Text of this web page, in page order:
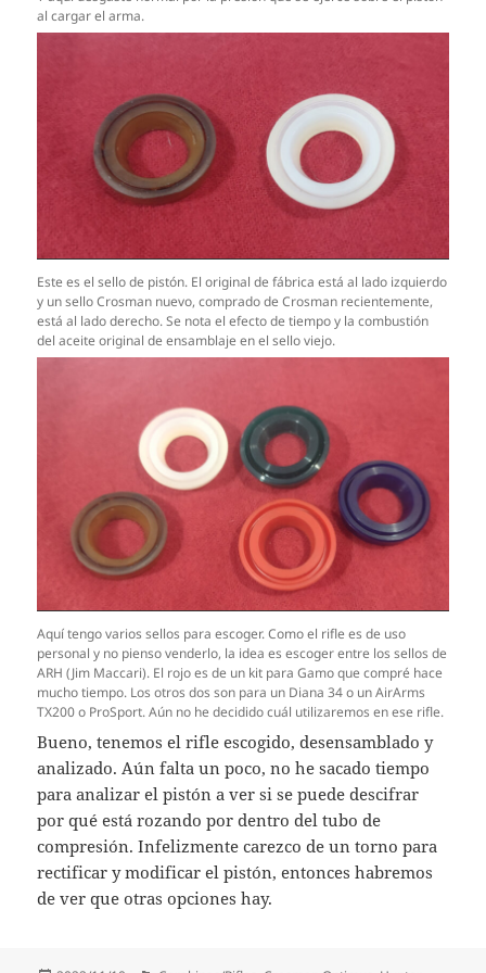
al cargar el arma.
Este es el sello de pistón. El original de fábrica está al lado izquierdo
y un sello Crosman nuevo, comprado de Crosman recientemente,
está al lado derecho. Se nota el efecto de tiempo y la combustión
del aceite original de ensamblaje en el sello viejo.
Aquí tengo varios sellos para escoger. Como el rifle es de uso
personal y no pienso venderlo, la idea es escoger entre los sellos de
ARH (Jim Maccari). El rojo es de un kit para Gamo que compré hace
mucho tiempo. Los otros dos son para un Diana 34 o un AirArms
TX200 o ProSport. Aún no he decidido cuál utilizaremos en ese rifle.
Bueno, tenemos el rifle escogido, desensamblado y
analizado. Aún falta un poco, no he sacado tiempo
para analizar el pistón a ver si se puede descifrar
por qué está rozando por dentro del tubo de
compresión. Infelizmente carezco de un torno para
rectificar y modificar el pistón, entonces habremos
de ver que otras opciones hay.